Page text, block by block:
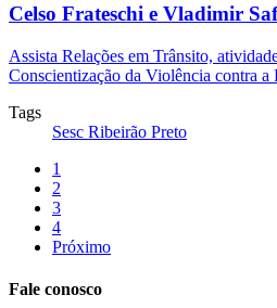
Celso Frateschi e Vladimir
Assista Relações em Trânsito,
Conscientização da Violência contra a
Tags
Sesc Ribeirão Preto
1
2
3
4
Próximo
Fale conosco